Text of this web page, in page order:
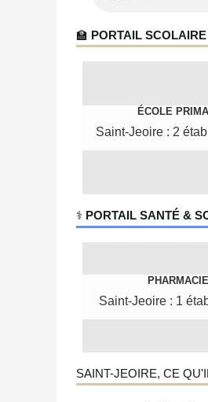
🏫 PORTAIL
ÉCOLE
Saint-Jeoire : 2
‍⚕️ PORTAIL SANTÉ &
Saint-Jeoire : 1
SAINT-JEOIRE, CE